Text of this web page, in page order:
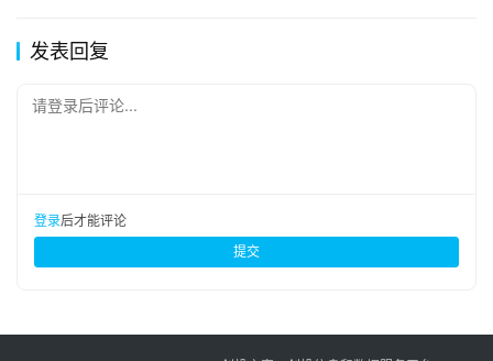
发表回复
请登录后评论...
登录后才能评论
提交